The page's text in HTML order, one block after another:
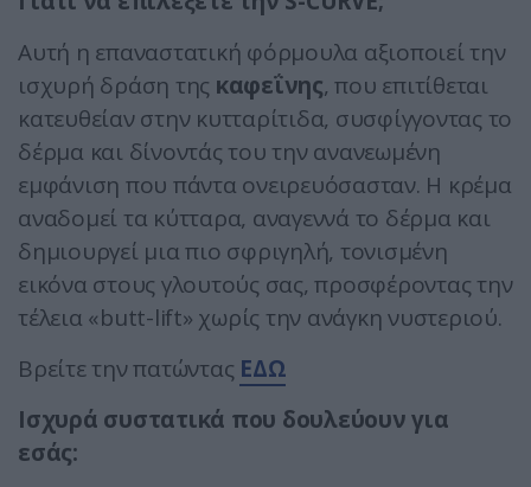
Αυτή η επαναστατική φόρμουλα αξιοποιεί την
ισχυρή δράση της καφεΐνης, που επιτίθεται
κατευθείαν στην κυτταρίτιδα, συσφίγγοντας το
δέρμα και δίνοντάς του την ανανεωμένη
εμφάνιση που πάντα ονειρευόσασταν. Η κρέμα
αναδομεί τα κύτταρα, αναγεννά το δέρμα και
δημιουργεί μια πιο σφριγηλή, τονισμένη
εικόνα στους γλουτούς σας, προσφέροντας την
τέλεια «butt-lift» χωρίς την ανάγκη νυστεριού.
Βρείτε την πατώντας ΕΔΩ
Ισχυρά συστατικά που δουλεύουν για
εσάς: